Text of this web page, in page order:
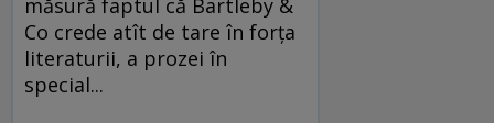
măsură faptul că Bartleby &
Co crede atît de tare în forţa
literaturii, a prozei în
special...